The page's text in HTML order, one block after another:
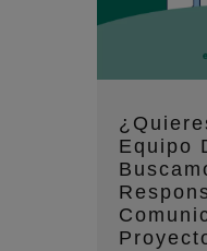
Equipo